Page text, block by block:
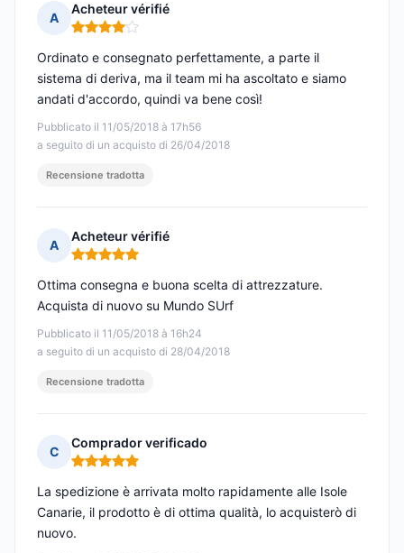
A
Acheteur vérifié
Nota: 4 su 5
Pubblicato il 11/05/2018 à 17h56
a seguito di un acquisto di 26/04/2018
Ordinato e consegnato perfettamente, a parte il
sistema di deriva, ma il team mi ha ascoltato e siamo
andati d'accordo, quindi va bene così!
Recensione tradotta
A
Acheteur vérifié
Nota: 5 su 5
Pubblicato il 11/05/2018 à 16h24
a seguito di un acquisto di 28/04/2018
Ottima consegna e buona scelta di attrezzature.
Acquista di nuovo su Mundo SUrf
Recensione tradotta
C
Comprador verificado
Nota: 5 su 5
La spedizione è arrivata molto rapidamente alle Isole
Canarie, il prodotto è di ottima qualità, lo acquisterò di
nuovo.